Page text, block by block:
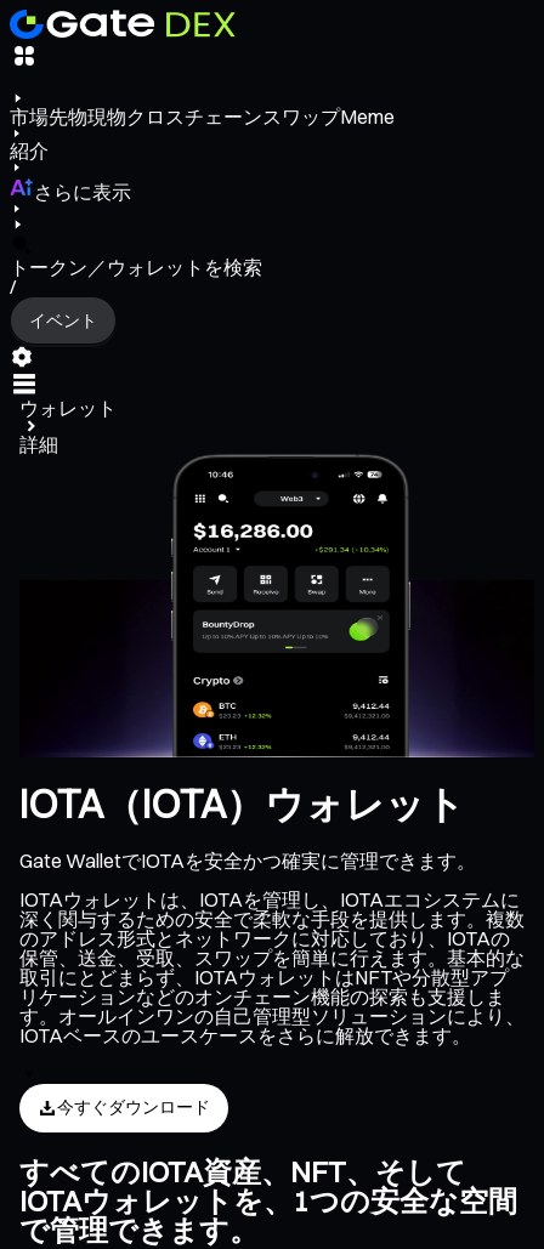
市場先物現物クロスチェーンスワップMeme
紹介
さらに表示
トークン／ウォレットを検索
/
イベント
ウォレット
詳細
IOTA（IOTA）ウォレット
Gate WalletでIOTAを安全かつ確実に管理できます。
IOTAウォレットは、IOTAを管理し、IOTAエコシステムに
深く関与するための安全で柔軟な手段を提供します。複数
のアドレス形式とネットワークに対応しており、IOTAの
保管、送金、受取、スワップを簡単に行えます。基本的な
取引にとどまらず、IOTAウォレットはNFTや分散型アプ
リケーションなどのオンチェーン機能の探索も支援しま
す。オールインワンの自己管理型ソリューションにより、
IOTAベースのユースケースをさらに解放できます。
今すぐダウンロード
すべてのIOTA資産、NFT、そして
IOTAウォレットを、1つの安全な空間
で管理できます。